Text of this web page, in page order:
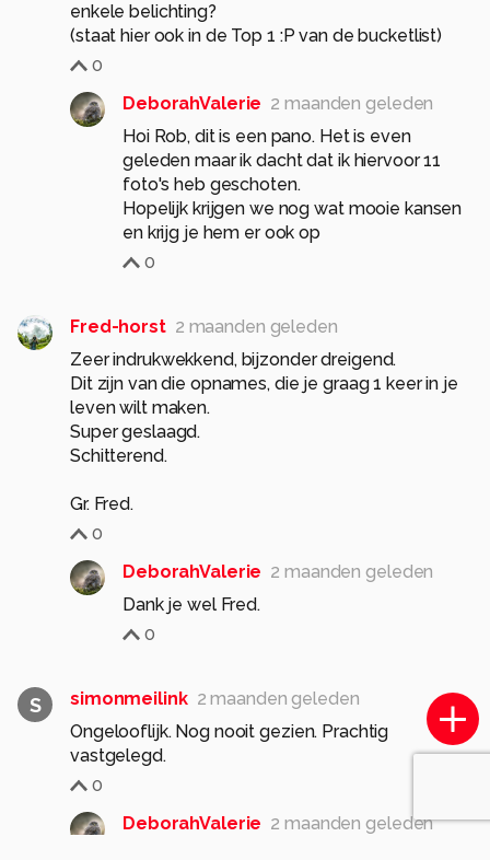
enkele belichting?
(staat hier ook in de Top 1 :P van de bucketlist)
0
DeborahValerie 2 maanden geleden
Hoi Rob, dit is een pano. Het is even
geleden maar ik dacht dat ik hiervoor 11
foto's heb geschoten.
Hopelijk krijgen we nog wat mooie kansen
en krijg je hem er ook op
0
Fred-horst 2 maanden geleden
Zeer indrukwekkend, bijzonder dreigend.
Dit zijn van die opnames, die je graag 1 keer in je
leven wilt maken.
Super geslaagd.
Schitterend.
Gr. Fred.
0
DeborahValerie 2 maanden geleden
Dank je wel Fred.
0
S simonmeilink 2 maanden geleden
Ongelooflijk. Nog nooit gezien. Prachtig
vastgelegd.
0
DeborahValerie 2 maanden geleden